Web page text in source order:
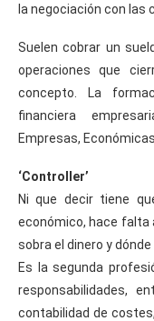
la negociación con las
Suelen cobrar un
operaciones que
concepto. La
financiera
Empresas,
‘Controller’
Ni que decir tiene
económico, hace falta
sobra el dinero y
Es la segunda
responsabilidades,
contabilidad de